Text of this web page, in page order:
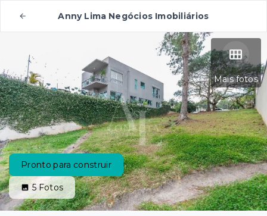
Anny Lima Negócios Imobiliários
Mais fotos
Pronto para construir
5 Fotos